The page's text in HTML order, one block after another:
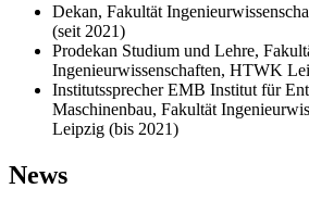
Dekan, Fakultät
(seit 2021)
Prodekan Studium und Lehre,
Ingenieurwissenschaften, HTWK
Institutssprecher EMB Institut für
Maschinenbau, Fakultät
Leipzig (bis 2021)
News